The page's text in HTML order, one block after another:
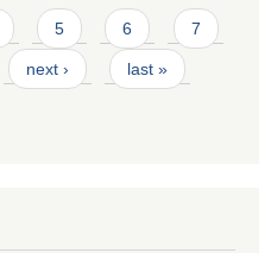
5 6 7
next › last »